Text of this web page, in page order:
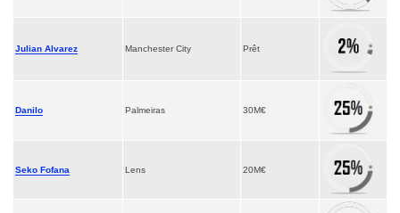
Julian Alvarez Manchester City Prêt
Danilo Palmeiras 30M€
Seko Fofana Lens 20M€